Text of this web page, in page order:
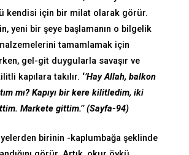
kendisi için bir milat olarak görür.
yeni bir şeye başlamanın o bilgelik
tamamlamak için
gel-git duygularla savaşır ve
kapılara takılır. ‘’Hay Allah, balkon
mı? Kapıyı bir kere kilitledim, iki
Markete gittim.’’ (Sayfa-94)
birinin -kaplumbağa şeklinde